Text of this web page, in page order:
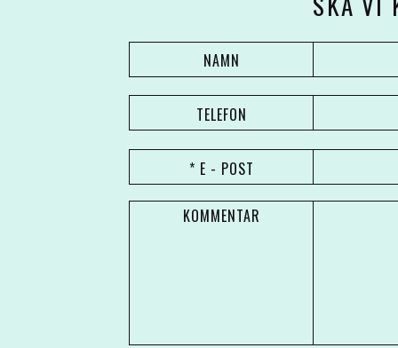
NAMN
TELEFON
* E - POST
KOMMENTAR